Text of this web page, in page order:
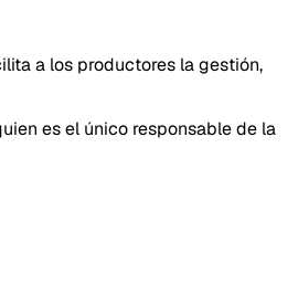
a los productores la gestión,
es el único responsable de la